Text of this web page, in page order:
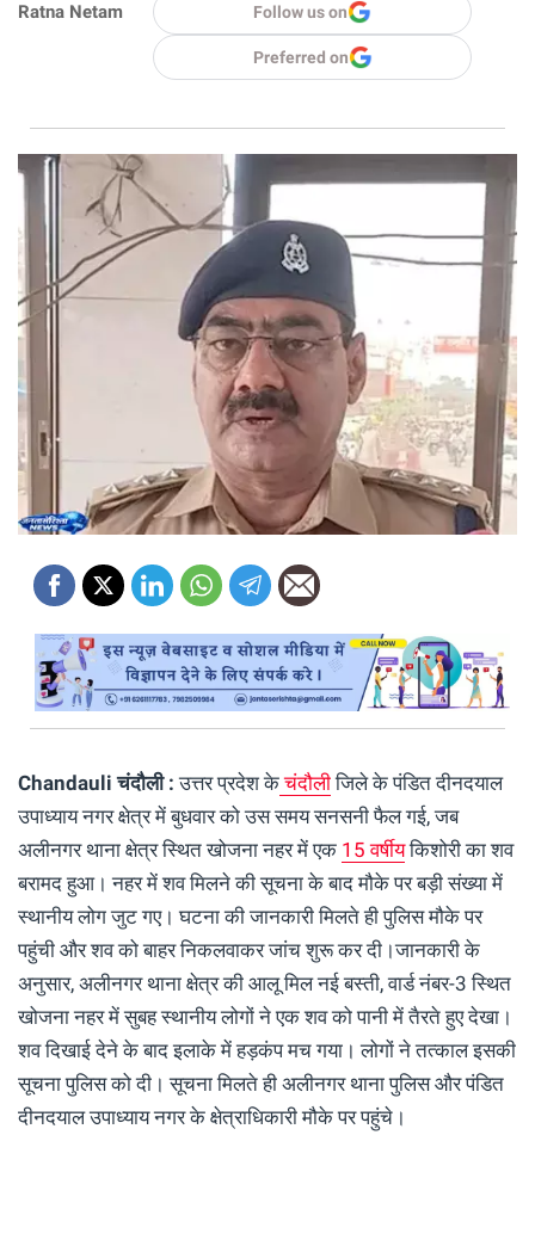
Ratna Netam Follow us on
Preferred on
Chandauli चंदौली :उत्तर प्रदेश केचंदौलीजिले के पंडित दीनदयाल
उपाध्याय नगर क्षेत्र में बुधवार को उस समय सनसनी फैल गई, जब
अलीनगर थाना क्षेत्र स्थित खोजना नहर में एक 15 वर्षीयकिशोरी का शव
बरामद हुआ। नहर में शव मिलने की सूचना के बाद मौके पर बड़ी संख्या में
स्थानीय लोग जुट गए। घटना की जानकारी मिलते ही पुलिस मौके पर
पहुंची और शव को बाहर निकलवाकर जांच शुरू कर दी।जानकारी के
अनुसार, अलीनगर थाना क्षेत्र की आलू मिल नई बस्ती, वार्ड नंबर-3 स्थित
खोजना नहर में सुबह स्थानीय लोगों ने एक शव को पानी में तैरते हुए देखा।
शव दिखाई देने के बाद इलाके में हड़कंप मच गया। लोगों ने तत्काल इसकी
सूचना पुलिस को दी। सूचना मिलते ही अलीनगर थाना पुलिस और पंडित
दीनदयाल उपाध्याय नगर के क्षेत्राधिकारी मौके पर पहुंचे।